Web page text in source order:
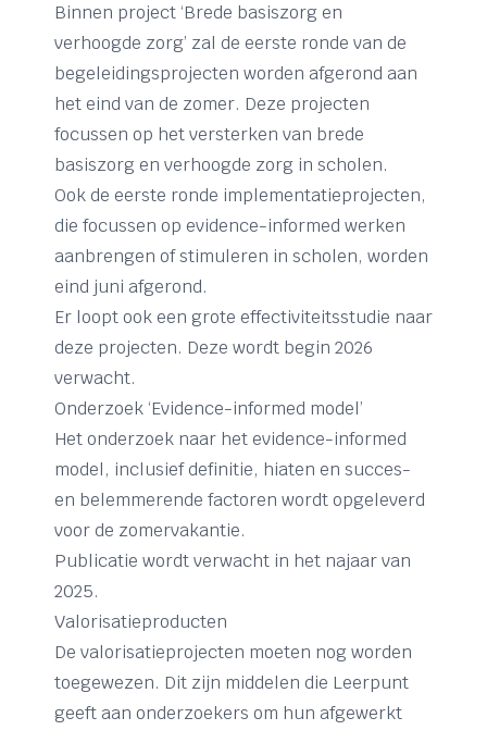
Binnen project ‘Brede basiszorg en
verhoogde zorg’ zal de eerste ronde van de
begeleidingsprojecten worden afgerond aan
het eind van de zomer. Deze projecten
focussen op het versterken van brede
basiszorg en verhoogde zorg in scholen.
Ook de eerste ronde implementatieprojecten,
die focussen op evidence-informed werken
aanbrengen of stimuleren in scholen, worden
eind juni afgerond.
Er loopt ook een grote effectiviteitsstudie naar
deze projecten. Deze wordt begin 2026
verwacht.
Onderzoek ‘Evidence-informed model’
Het onderzoek naar het evidence-informed
model, inclusief definitie, hiaten en succes-
en belemmerende factoren wordt opgeleverd
voor de zomervakantie.
Publicatie wordt verwacht in het najaar van
2025.
Valorisatieproducten
De valorisatieprojecten moeten nog worden
toegewezen. Dit zijn middelen die Leerpunt
geeft aan onderzoekers om hun afgewerkt